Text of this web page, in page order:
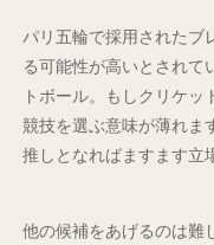
パリ五輪で採用されたブ
る可能性が高いとされて
トボール。もしクリケ
競技を選ぶ意味が薄れま
推しとなればますます立
他の候補をあげるのは難